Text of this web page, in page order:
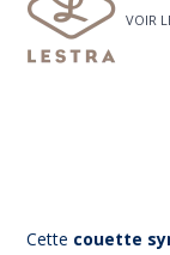
VOIR
Cette couette